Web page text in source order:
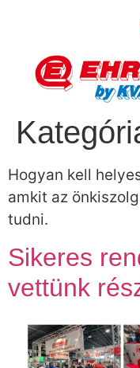
Hogyan kell
amkit az
tudni.
Sikeres
vettünk